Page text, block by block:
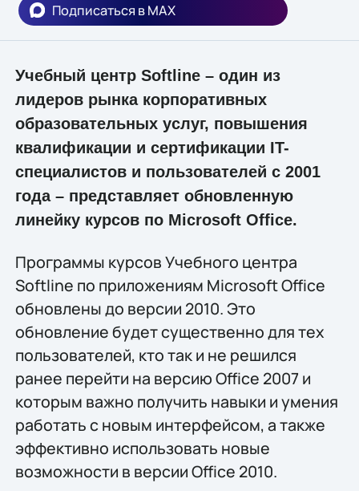
Подписаться в MAX
Учебный центр Softline – один из
лидеров рынка корпоративных
образовательных услуг, повышения
квалификации и сертификации IT-
специалистов и пользователей с 2001
года – представляет обновленную
линейку курсов по Microsoft Office.
Программы курсов Учебного центра
Softline по приложениям Microsoft Office
обновлены до версии 2010. Это
обновление будет существенно для тех
пользователей, кто так и не решился
ранее перейти на версию Office 2007 и
которым важно получить навыки и умения
работать с новым интерфейсом, а также
эффективно использовать новые
возможности в версии Office 2010.